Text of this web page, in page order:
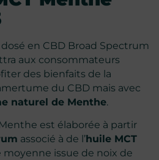
en CBD Broad Spectrum
aux consommateurs
des bienfaits de la
du CBD mais avec
naturel de Menthe.
est élaborée à partir
associé à de l’huile MCT
moyenne issue de noix de